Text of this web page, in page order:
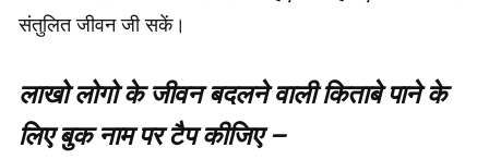
संतुलित जीवन जी सकें।
लाखो लोगो के जीवन बदलने वाली किताबे पाने के
लिए बुक नाम पर टैप कीजिए –